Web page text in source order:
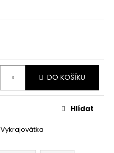
DO KOŠÍKU
Vykrajovátka
Hlídat